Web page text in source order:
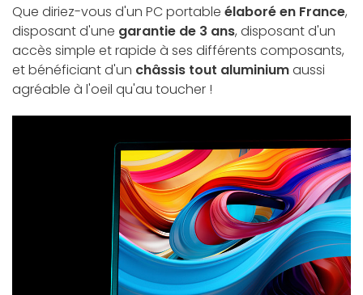
Que diriez-vous d'un PC portable élaboré en France,
disposant d'une garantie de 3 ans, disposant d'un
accès simple et rapide à ses différents composants,
et bénéficiant d'un châssis tout aluminiumaussi
agréable à l'oeil qu'au toucher !